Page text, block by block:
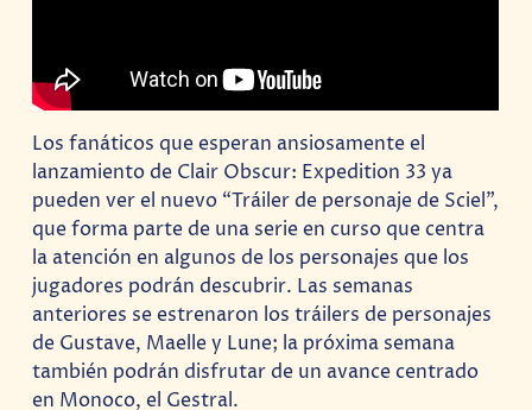
Los fanáticos que esperan ansiosamente el
lanzamiento de Clair Obscur: Expedition 33 ya
pueden ver el nuevo “Tráiler de personaje de Sciel”,
que forma parte de una serie en curso que centra
la atención en algunos de los personajes que los
jugadores podrán descubrir. Las semanas
anteriores se estrenaron los tráilers de personajes
de Gustave, Maelle y Lune; la próxima semana
también podrán disfrutar de un avance centrado
en Monoco, el Gestral.